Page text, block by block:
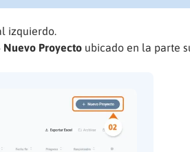
izquierdo.
Nuevo Proyectoubicado en la parte